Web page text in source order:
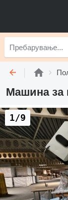
Машина за
1/9